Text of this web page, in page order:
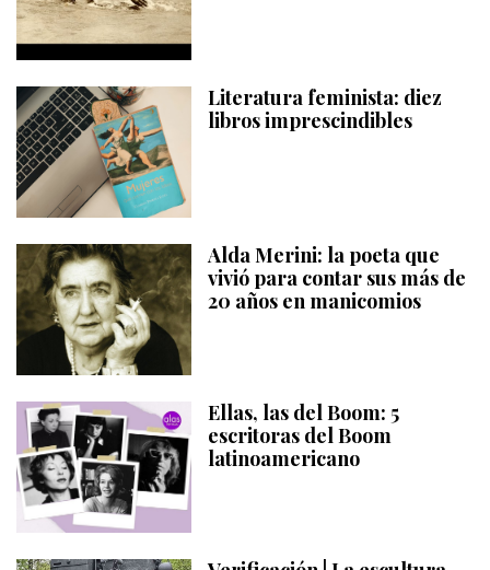
Literatura feminista: diez
libros imprescindibles
Alda Merini: la poeta que
vivió para contar sus más de
20 años en manicomios
Ellas, las del Boom: 5
escritoras del Boom
latinoamericano